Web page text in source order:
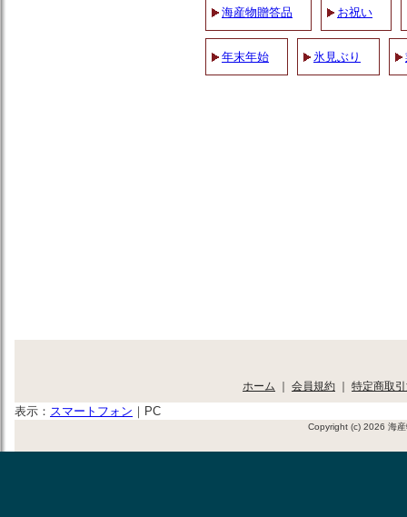
海産物贈答品 お祝い
年末年始 氷見ぶり
ホーム ｜ 会員規約 ｜ 特定商取
表示： スマートフォン ｜ PC
Copyright (c) 2026 海